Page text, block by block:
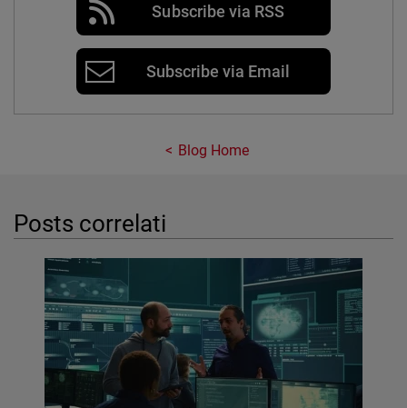
Subscribe via RSS
Subscribe via Email
Blog Home
Posts correlati